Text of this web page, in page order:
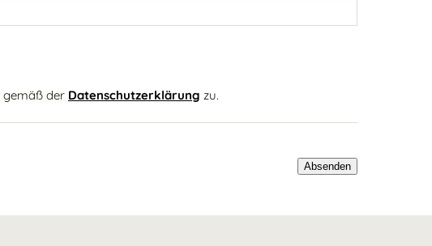
gemäß der Datenschutzerklärung zu.